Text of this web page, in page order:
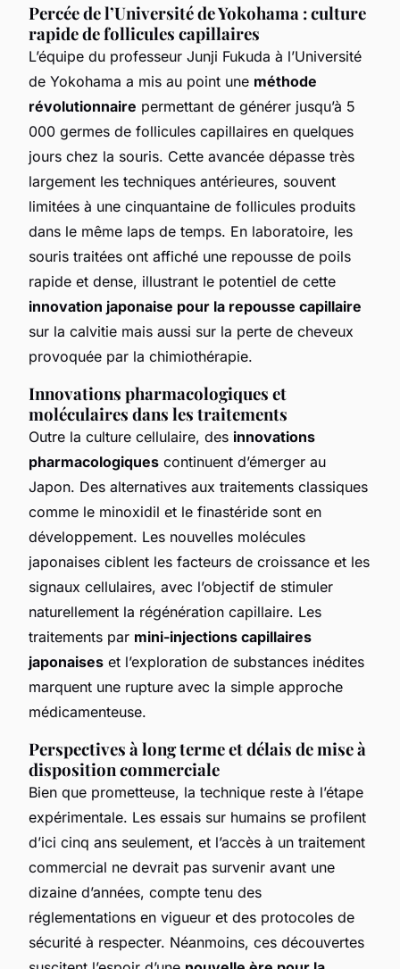
Percée de l’Université de Yokohama : culture
rapide de follicules capillaires
L’équipe du professeur Junji Fukuda à l’Université
de Yokohama a mis au point une méthode
révolutionnaire permettant de générer jusqu’à 5
000 germes de follicules capillaires en quelques
jours chez la souris. Cette avancée dépasse très
largement les techniques antérieures, souvent
limitées à une cinquantaine de follicules produits
dans le même laps de temps. En laboratoire, les
souris traitées ont affiché une repousse de poils
rapide et dense, illustrant le potentiel de cette
innovation japonaise pour la repousse capillaire
sur la calvitie mais aussi sur la perte de cheveux
provoquée par la chimiothérapie.
Innovations pharmacologiques et
moléculaires dans les traitements
Outre la culture cellulaire, des innovations
pharmacologiques continuent d’émerger au
Japon. Des alternatives aux traitements classiques
comme le minoxidil et le finastéride sont en
développement. Les nouvelles molécules
japonaises ciblent les facteurs de croissance et les
signaux cellulaires, avec l’objectif de stimuler
naturellement la régénération capillaire. Les
traitements par mini-injections capillaires
japonaises et l’exploration de substances inédites
marquent une rupture avec la simple approche
médicamenteuse.
Perspectives à long terme et délais de mise à
disposition commerciale
Bien que prometteuse, la technique reste à l’étape
expérimentale. Les essais sur humains se profilent
d’ici cinq ans seulement, et l’accès à un traitement
commercial ne devrait pas survenir avant une
dizaine d’années, compte tenu des
réglementations en vigueur et des protocoles de
sécurité à respecter. Néanmoins, ces découvertes